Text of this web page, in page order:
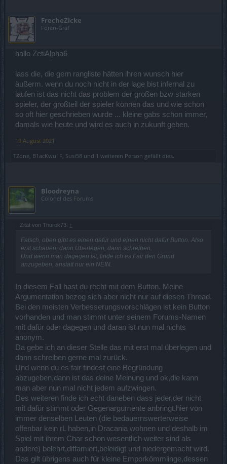
FrecheZicke
Foren-Graf
hallo ZetiAlpha6
lass die, die gern rangliste hätten ihren wunsch hier
äußerm. wenn du noch nicht in der lage bist infernal zu
laufen ist das nicht das problem der großen bzw starken
spieler, der großteil der spieler können das und wie schon
so oft hier geschrieben wurde ... kleine gabs schon immer,
damals wie heute und wird es auch in zukunft geben.
19 August 2021
TZone, B1acKwu1F, Susi58 und 1 weiteren Person gefällt dies.
Bloodreyna
Colonel des Forums
Zitat von Thurok73: ↑
Falsch, oben gibt es einen dafür und einen nicht dafür Button. Also
erst schauen, dann Überlegen, dann schreiben.
Und wenn man dagegen ist, finde ich es Fair den Grund
anzugeben, anstatt nur ein NEIN.
In diesem Fall hast du recht mit dem Button. Meine
Argumentation bezog sich aber nicht nur auf diesen Thread.
Bei den meisten Verbesserungsvorschlägen ist kein Button
vorhanden und man stimmt unter seinem Forums-Namen
mit dafür oder dagegen und daran ist nun mal nichts
anonym.
Da gebe ich an dieser Stelle das mit erst mal überlegen und
dann schreiben gerne mal zurück.
Und wenn du es fair findest eine Begründung
abzugeben,dann ist das deine Meinung und ok,die kann
man aber nun mal nicht jedem aufzwingen.
Des weiteren finde ich echt daneben dass jeder,der nicht
mit dafür stimmt oder Gegenargumente anbringt,hier von
immer denselben Leuten (die bedauernswerterweise
offenbar kein rL haben,in Dracania wohnen und deshalb im
Spiel mit ihrem Char schon wesentlich weiter sind als
andere) belehrt,diffamiert,beleidigt und niedergemacht wird.
Das gilt übrigens auch für kleine Emporkömmlinge,dessen